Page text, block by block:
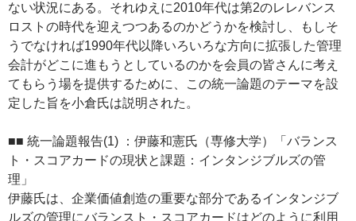
ない状況にある。それゆえに2010年代は第2のレレバンス
ロストの時代を迎えつつあるのかどうかを検討し、もしそ
うでなければ1990年代以降いろいろな方向に拡張した管理
会計がどこに進もうとしているのかを会員の皆さんに考え
てもらう場を提供するために、この統一論題のテーマを設
定した旨を小倉氏は説明された。
■■ 統一論題報告(1) ：伊藤和憲氏（専修大学）「バランス
ト・スコアカードの現状と課題：インタンジブルズの管
理」
伊藤氏は、企業価値創造の重要な部分であるインタンジブ
ルズの管理にバランスト・スコアカードはどのように利用